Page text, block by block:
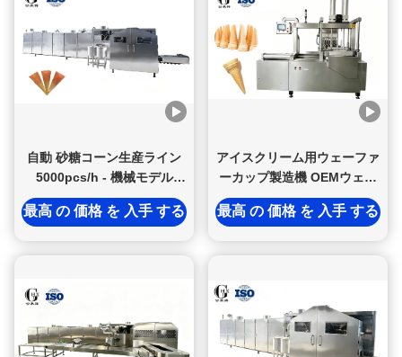
自動 砂糖コーン生産ライン
5000pcs/h - 機械モデル
SD80-R53x2
最高 の 価格 を 入手 する
アイスクリーム用ウェーファ
ーカップ製造機 OEMウェー
ファーカップ
最高 の 価格 を 入手 する